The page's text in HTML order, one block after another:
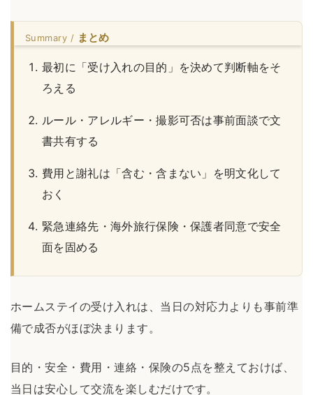
まとめ
最初に「受け入れの目的」を決めて判断軸をそ
ろえる
ルール・アレルギー・撮影可否は事前面談で文
書共有する
費用と謝礼は「含む・含まない」を明文化して
おく
緊急連絡先・海外旅行保険・保護者同意で安全
面を固める
ホームステイの受け入れは、当日の対応力よりも事前準
備で成否がほぼ決まります。
目的・安全・費用・連絡・保険の5点を整えておけば、
当日は安心して交流を楽しむだけです。